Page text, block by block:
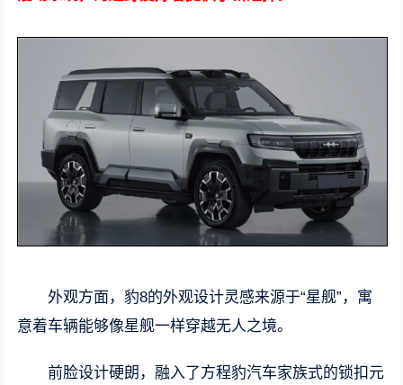
外观方面，豹8的外观设计灵感来源于“星舰”，寓
意着车辆能够像星舰一样穿越无人之境。
前脸设计硬朗，融入了方程豹汽车家族式的锁扣元